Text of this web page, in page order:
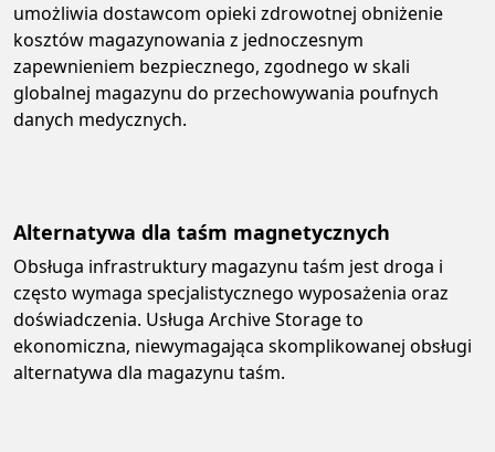
umożliwia dostawcom opieki zdrowotnej obniżenie
kosztów magazynowania z jednoczesnym
zapewnieniem bezpiecznego, zgodnego w skali
globalnej magazynu do przechowywania poufnych
danych medycznych.
Alternatywa dla taśm magnetycznych
Obsługa infrastruktury magazynu taśm jest droga i
często wymaga specjalistycznego wyposażenia oraz
doświadczenia. Usługa Archive Storage to
ekonomiczna, niewymagająca skomplikowanej obsługi
alternatywa dla magazynu taśm.